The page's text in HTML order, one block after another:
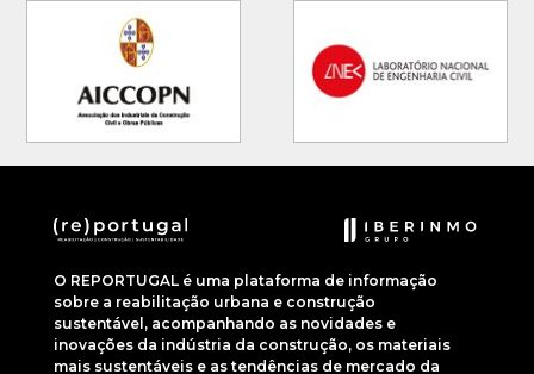
O REPORTUGAL é uma plataforma de informação
sobre a reabilitação urbana e construção
sustentável, acompanhando as novidades e
inovações da indústria da construção, os materiais
mais sustentáveis e as tendências de mercado da